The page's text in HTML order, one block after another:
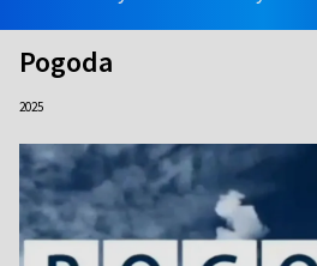
Pogoda
2025